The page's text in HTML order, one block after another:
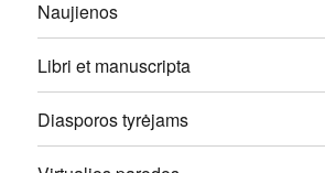
Naujienos
Libri et manuscripta
Diasporos tyrėjams